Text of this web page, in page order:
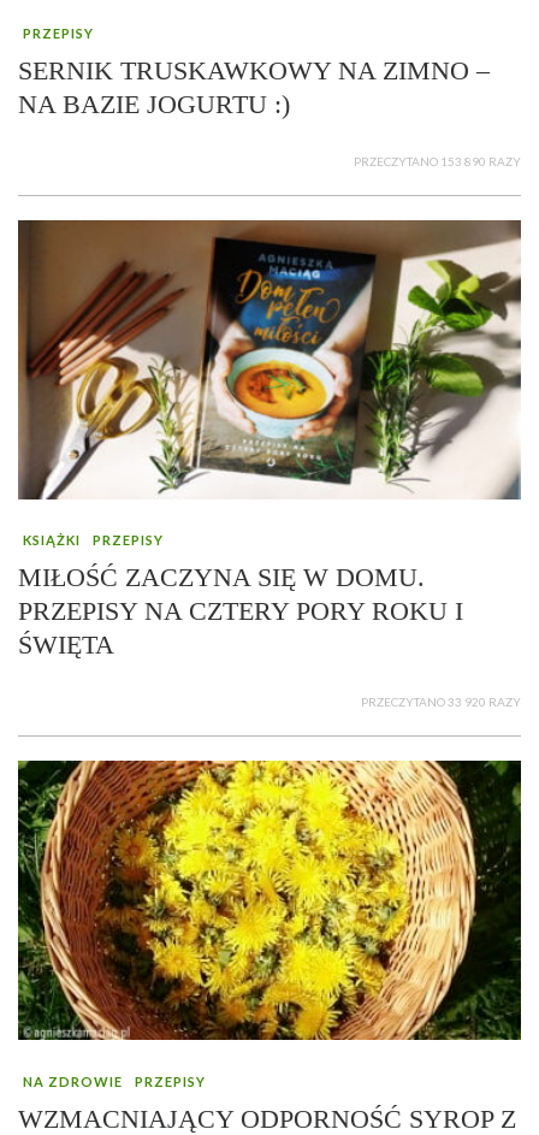
PRZEPISY
SERNIK TRUSKAWKOWY NA ZIMNO –
NA BAZIE JOGURTU :)
PRZECZYTANO 153 890 RAZY
KSIĄŻKI PRZEPISY
MIŁOŚĆ ZACZYNA SIĘ W DOMU.
PRZEPISY NA CZTERY PORY ROKU I
ŚWIĘTA
PRZECZYTANO 33 920 RAZY
NA ZDROWIE PRZEPISY
WZMACNIAJĄCY ODPORNOŚĆ SYROP Z